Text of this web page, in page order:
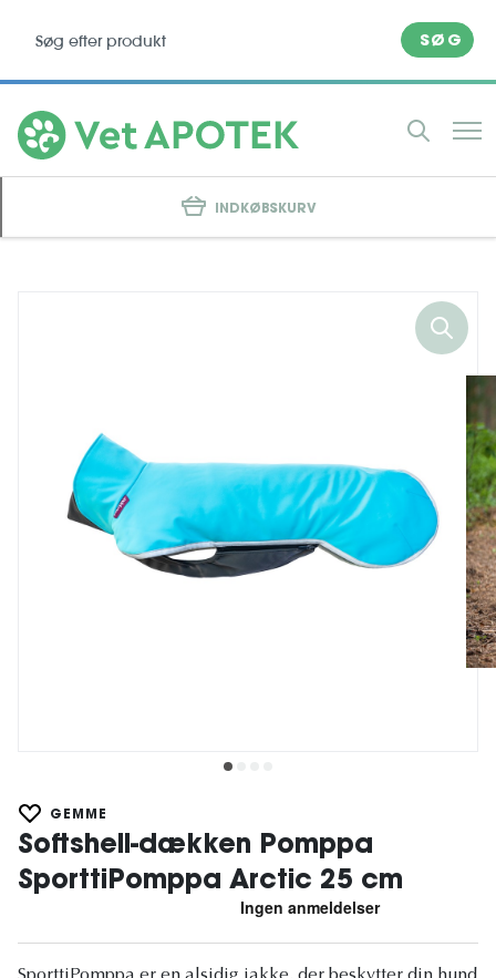
SØG
INDKØBSKURV
GEMME
Softshell-dækken Pomppa
SporttiPomppa Arctic 25 cm